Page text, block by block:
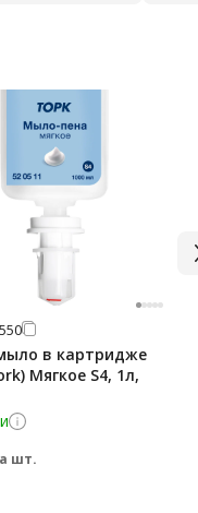
в картридже
Мягкое S4, 1л,
шт.